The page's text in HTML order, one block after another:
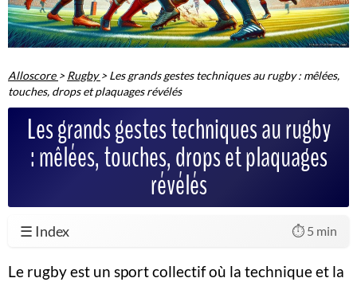
Alloscore >Rugby >Les grands gestes techniques au rugby : mêlées,
touches, drops et plaquages révélés
Les grands gestes techniques au rugby
: mêlées, touches, drops et plaquages
révélés
☰ Index ⏱️ 5 min
Le rugby est un sport collectif où la technique et la